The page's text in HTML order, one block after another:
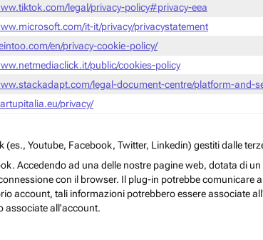
legal/privacy-policy#privacy-eea
it-it/privacy/privacystatement
en/privacy-cookie-policy/
public/cookies-policy
legal-document-centre/platform-and-
privacy/
Youtube, Facebook, Twitter, Linkedin) gestiti dalle
Accedendo ad una delle nostre pagine web, dotata di
con il browser. Il plug-in potrebbe comunicare
account, tali informazioni potrebbero essere associate
associate all'account.